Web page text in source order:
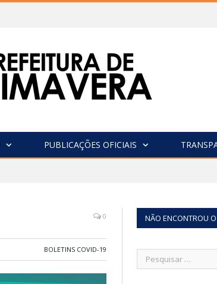
PUBLICAÇÕES OFICIAIS
0
BOLETINS COVID-19
NÃO ENCONTROU